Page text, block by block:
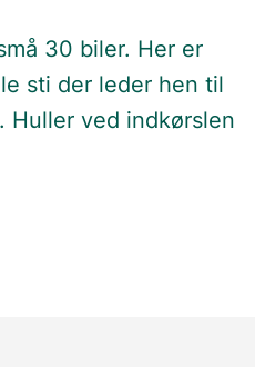
30 biler. Her er
sti der leder hen til
Huller ved indkørslen